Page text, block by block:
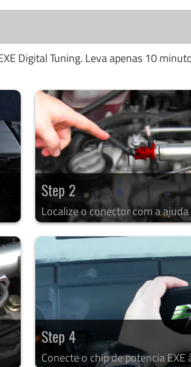
Digital Tuning. Leva apenas 10
Step 2
Localize o conector com a
Step 4
Conecte o chip de potencia EXE